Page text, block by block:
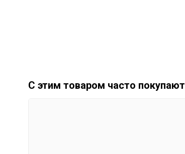
С этим товаром часто покупают